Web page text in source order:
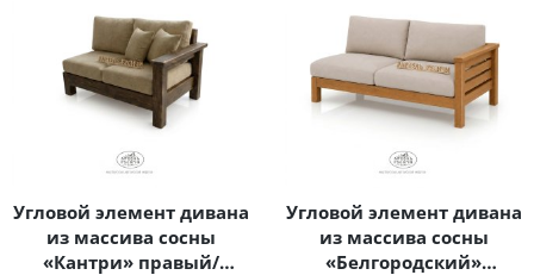
Угловой элемент дивана
из массива сосны
«Кантри» правый/
Угловой элемент дивана
из массива сосны
«Белгородский»